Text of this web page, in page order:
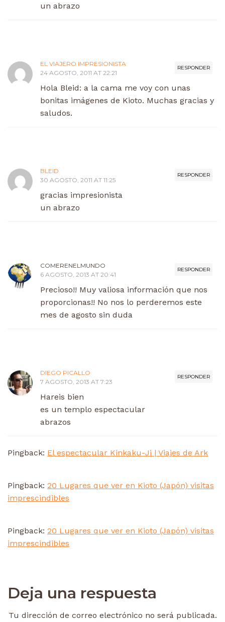
un abrazo
RESPONDER
EL VIAJERO IMPRESIONISTA
24 AGOSTO, 2011 AT 22:21
Hola Bleid: a la cama me voy con unas
bonitas imágenes de Kioto. Muchas gracias y
saludos.
RESPONDER
BLEID
30 AGOSTO, 2011 AT 11:25
gracias impresionista
un abrazo
RESPONDER
COMERENELMUNDO
6 AGOSTO, 2013 AT 20:41
Precioso!! Muy valiosa información que nos
proporcionas!! No nos lo perderemos este
mes de agosto sin duda
RESPONDER
DIEGO PICALLO
7 AGOSTO, 2013 AT 7:23
Hareis bien
es un templo espectacular
abrazos
Pingback: El espectacular Kinkaku-Ji | Viajes de Ark
Pingback: 20 Lugares que ver en Kioto (Japón) visitas
imprescindibles
Pingback: 20 Lugares que ver en Kioto (Japón) visitas
imprescindibles
Deja una respuesta
Tu dirección de correo electrónico no será publicada.